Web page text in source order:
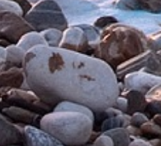
Система охлаждения Динамическая
Технические характеристики
Потребление электроэнергии
Присоединительная мощность 3.5 кВт
Ширина 595 мм
Высота 595 мм
Глубина 564 мм
Макс. ширина ниши для встраивания 564 мм
Мин. ширина ниши для встраивания 560 мм
Макс. высота ниши для встраивания 600 мм
Мин. высота ниши для встраивания 590 мм
Глубина (включая расстояние от стены) 550
Ширина в упаковке
Вес брутто 30.6 кг